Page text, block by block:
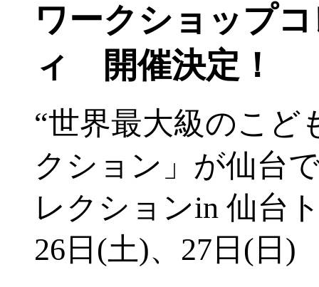
ワークショップ
ィ 開催決定！
“世界最大級のこど
クション」が仙
レクションin 仙台
26日(土)、27日(日